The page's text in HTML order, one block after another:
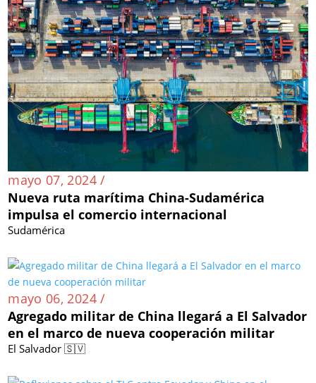
mayo 07, 2024 /
Nueva ruta marítima China-Sudamérica
impulsa el comercio internacional
Sudamérica
mayo 06, 2024 /
Agregado militar de China llegará a El Salvador
en el marco de nueva cooperación militar
El Salvador 🇸🇻